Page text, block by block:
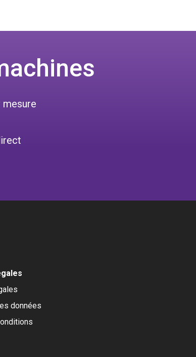
données